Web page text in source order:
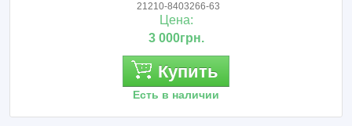
21210-8403266-63
Цена:
3 000грн.
Купить
Есть в наличии